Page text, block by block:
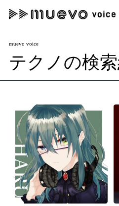
記事を検索する
人気ワード
#男性SSW #ポップス #女性
#男性シンガー #HR/HM #
#ヒップホップ #男性シンガーグ
muevo media
"読者の声を形にする”音
MENU
記事一覧
プレスリリース一覧
会社概要
muevo voice
テクノの検